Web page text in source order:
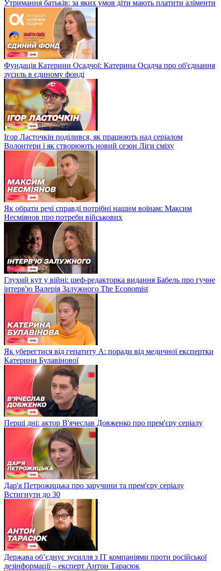
Утримання батьків: за яких умов діти мають платити аліменти
Фундація Катерини Осадчої: Катерина Осадча про об'єднання
зусиль в єдиному фонді
Ігор Ласточкін поділився, як працюють над серіалом
Волонтери і як створюють новий сезон Ліги сміху
Як обрати речі справді потрібні нашим воїнам: Максим
Несміянов про потреби військових
Глухий кут у війні: шеф-редакторка видання Бабель про гучне
інтерв'ю Валерія Залужного The Economist
Як уберегтися від гепатиту А: поради від медичної експертки
Катерини Булавінової
Перші дні: актор В'ячеслав Довженко про прем'єру серіалу
Дар'я Петрожицька про заручини та прем'єру серіалу
Встигнути до 30
Держава об’єднує зусилля з ІТ компаніями проти російської
дезінформації – експерт Антон Тарасюк